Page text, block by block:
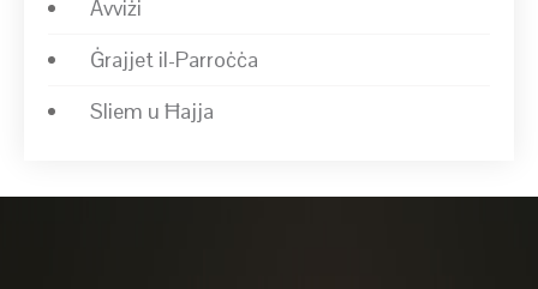
Avviżi
Ġrajjet il-Parroċċa
Sliem u Ħajja